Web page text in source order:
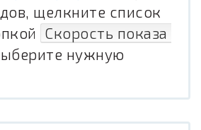
щелкните список
Скорость показа
нужную